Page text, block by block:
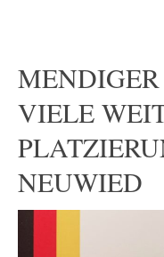
VIELE
NEUWIED